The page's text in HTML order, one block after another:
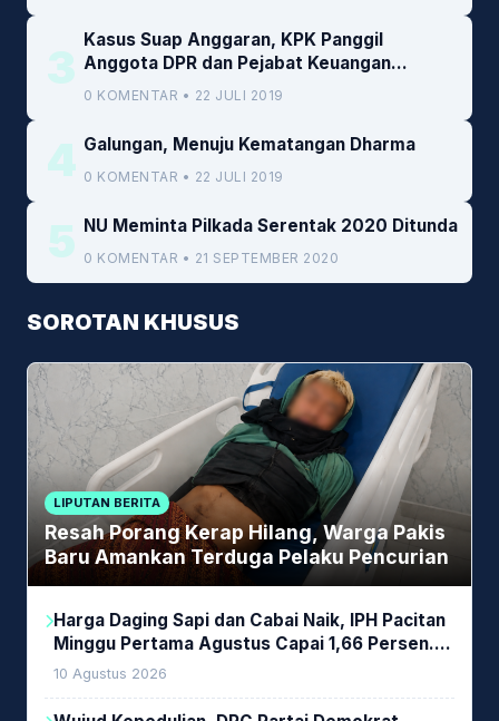
3
Kasus Suap Anggaran, KPK Panggil
Anggota DPR dan Pejabat Keuangan
Kemenkeu
0 KOMENTAR • 22 JULI 2019
4 Galungan, Menuju Kematangan Dharma
0 KOMENTAR • 22 JULI 2019
5 NU Meminta Pilkada Serentak 2020 Ditunda
0 KOMENTAR • 21 SEPTEMBER 2020
SOROTAN KHUSUS
LIPUTAN BERITA
Resah Porang Kerap Hilang, Warga Pakis
Baru Amankan Terduga Pelaku Pencurian
Harga Daging Sapi dan Cabai Naik, IPH Pacitan
Minggu Pertama Agustus Capai 1,66 Persen.
Ini Penjelasan Kabag Ayub
10 Agustus 2026